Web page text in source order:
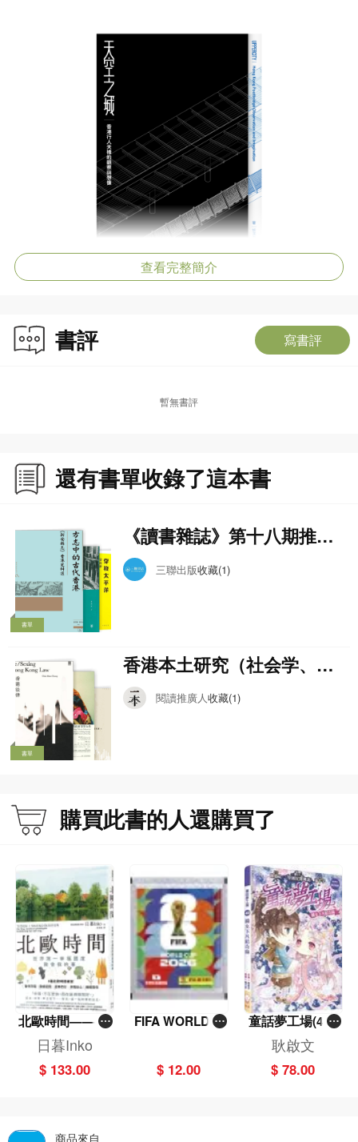
查看完整簡介
書評 寫書評
暫無書評
還有書單收錄了這本書
書單
《讀書雜誌》第十八期推薦
書單三聯出版收藏(1)
書單
香港本土研究（社会学、人
类学、性别研究）
閱讀推廣人收藏(1)
購買此書的人還購買了
北歐時間——世
界第一幸福國度
教會我的事
日暮Inko
$ 133.00
FIFA WORLD C
包）
$ 12.00
童話夢工場(40)
——織女下凡結
奇緣
耿啟文
$ 78.00
商品來自